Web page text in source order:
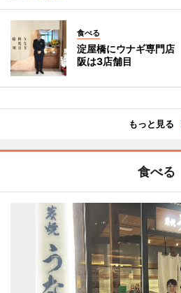
食べる
淀屋橋にウナギ専門
阪は3店舗目
もっと見る
食べる